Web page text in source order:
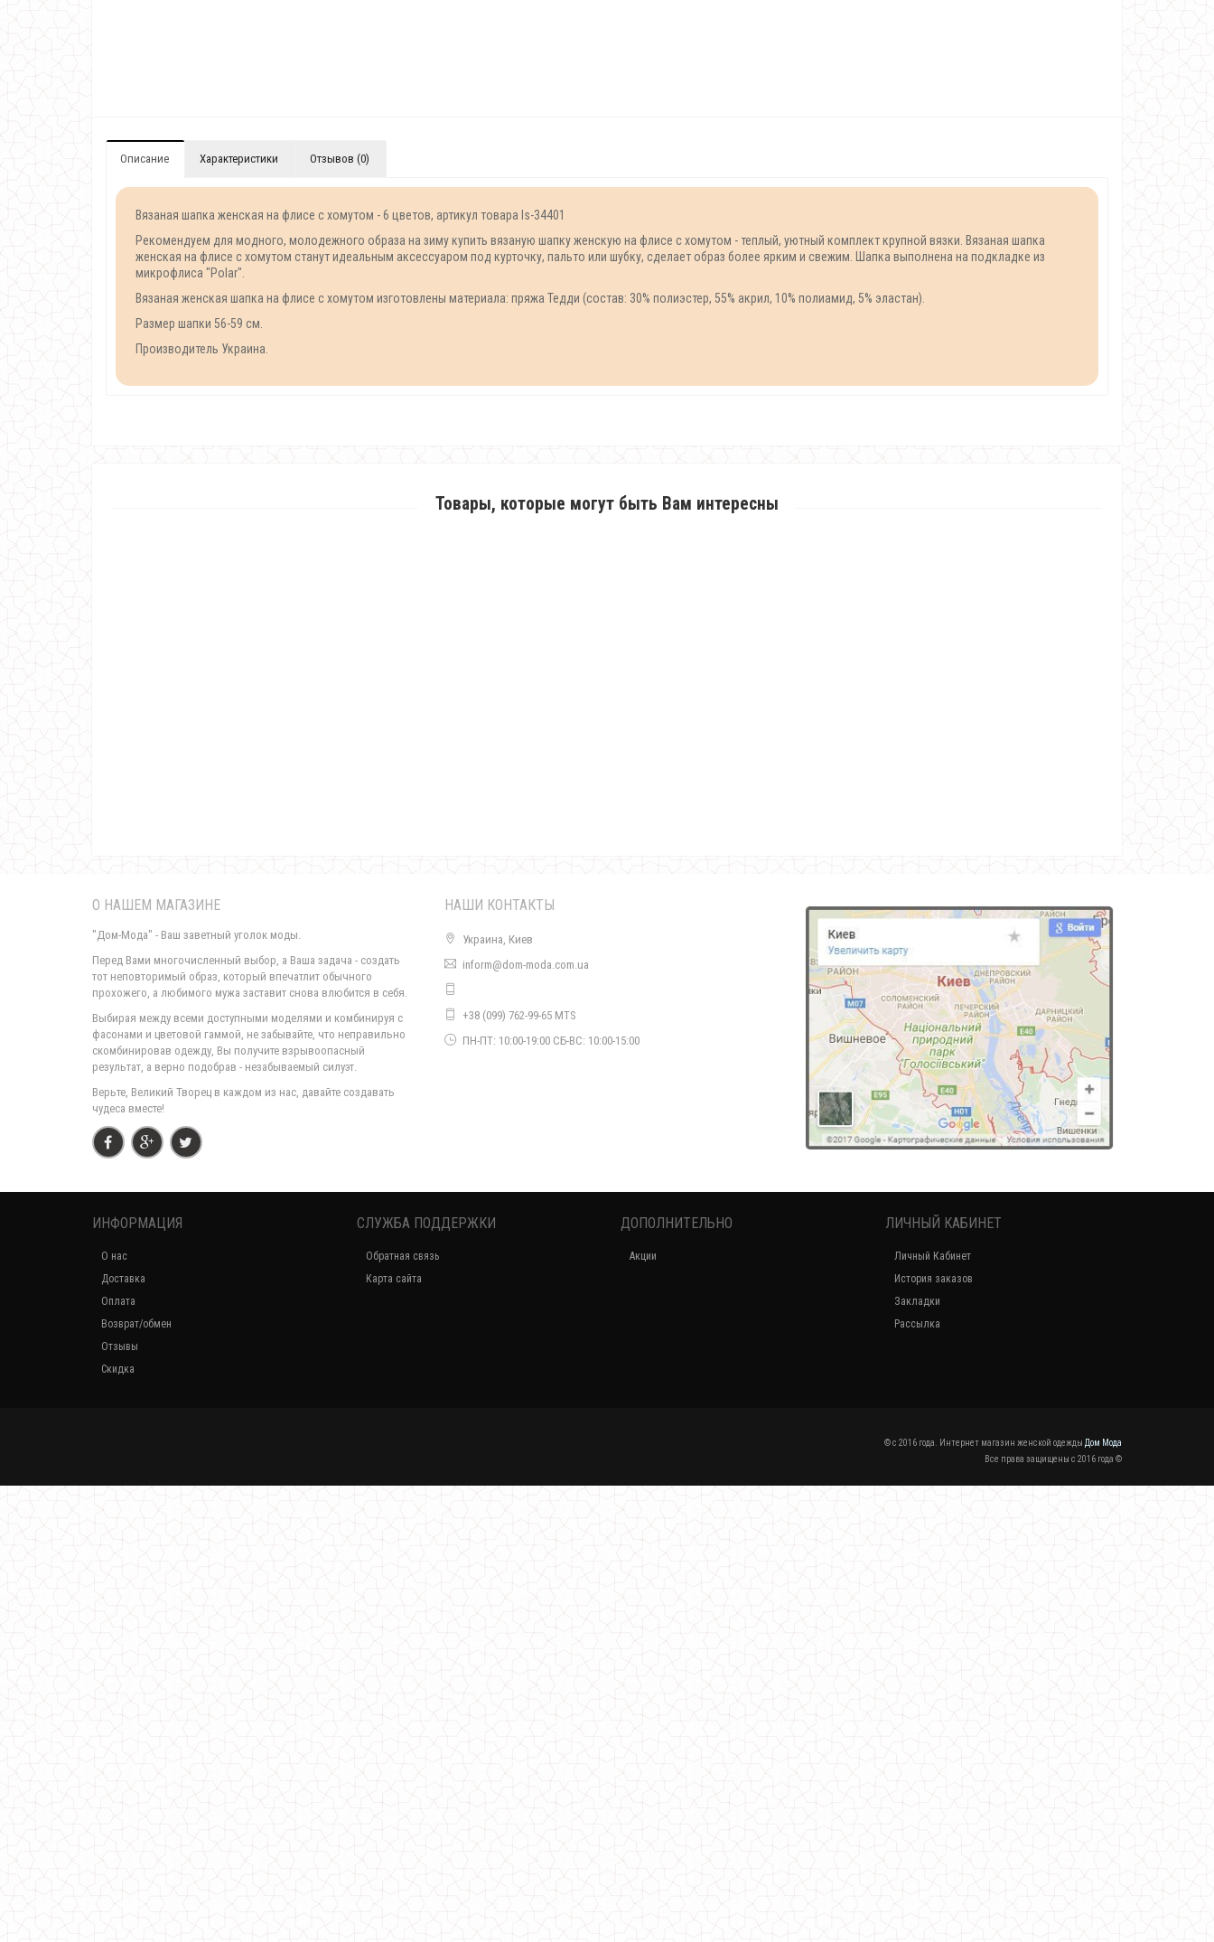
Описание Характеристики Отзывов (0)
Вязаная шапка женская на флисе с хомутом - 6 цветов, артикул товара Is-34401
Рекомендуем для модного, молодежного образа на зиму купить вязаную шапку женскую на флисе с хомутом - теплый, уютный комплект крупной вязки. Вязаная шапка
женская на флисе с хомутом станут идеальным аксессуаром под курточку, пальто или шубку, сделает образ более ярким и свежим. Шапка выполнена на подкладке из
микрофлиса "Polar".
Вязаная женская шапка на флисе с хомутом изготовлены материала: пряжа Тедди (состав: 30% полиэстер, 55% акрил, 10% полиамид, 5% эластан).
Размер шапки 56-59 см.
Производитель Украина.
Товары, которые могут быть Вам интересны
Вязаная женская шапка
440.00грн.
Молодежная вязаная шапка Balenciaga
350.00грн.
О НАШЕМ МАГАЗИНЕ
"Дом-Мода" - Ваш заветный уголок моды.
Перед Вами многочисленный выбор, а Ваша задача - создать
тот неповторимый образ, который впечатлит обычного
прохожего, а любимого мужа заставит снова влюбится в себя.
Выбирая между всеми доступными моделями и комбинируя с
фасонами и цветовой гаммой, не забывайте, что неправильно
скомбинировав одежду, Вы получите взрывоопасный
результат, а верно подобрав - незабываемый силуэт.
Верьте, Великий Творец в каждом из нас, давайте создавать
чудеса вместе!
НАШИ КОНТАКТЫ
Украина, Киев
inform@dom-moda.com.ua
+38 (099) 762-99-65 MTS
ПН-ПТ: 10:00-19:00 СБ-ВС: 10:00-15:00
ИНФОРМАЦИЯ
О нас
Доставка
Оплата
Возврат/обмен
Отзывы
Скидка
СЛУЖБА ПОДДЕРЖКИ
Обратная связь
Карта сайта
ДОПОЛНИТЕЛЬНО
Акции
ЛИЧНЫЙ КАБИНЕТ
Личный Кабинет
История заказов
Закладки
Рассылка
© c 2016 года. Интернет магазин женской одежды Дом Мода
Все права защищены c 2016 года ©